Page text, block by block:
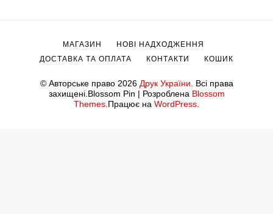
© Авторське право 2026 Друк України . Всі права
захищені. Blossom Pin | Розроблена Blossom
Themes .Працює на WordPress
МАГАЗИН
НОВІ НАДХОДЖЕННЯ
ДОСТАВКА ТА ОПЛАТА
КОНТАКТИ КОШИК